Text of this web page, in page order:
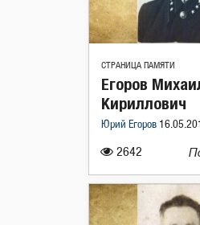
СТРАНИЦА ПАМЯТИ
2642
Егоров
Кириллович
Юрий Егоров